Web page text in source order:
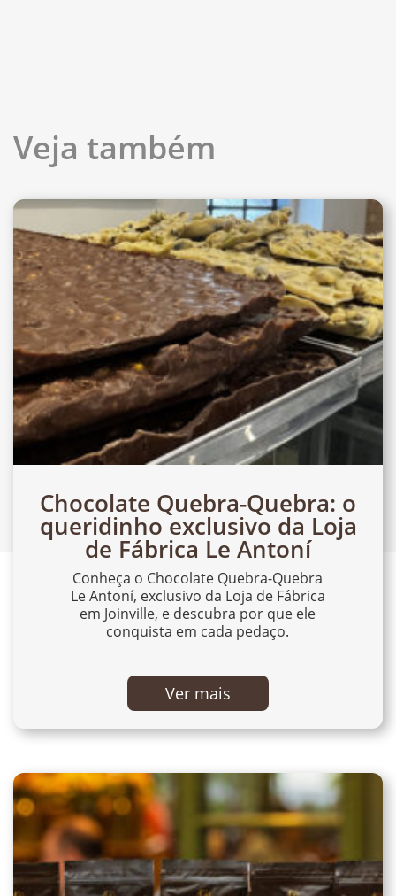
Veja também
Chocolate Quebra-Quebra: o
queridinho exclusivo da Loja
de Fábrica Le Antoní
Conheça o Chocolate Quebra-Quebra
Le Antoní, exclusivo da Loja de Fábrica
em Joinville, e descubra por que ele
conquista em cada pedaço.
Ver mais